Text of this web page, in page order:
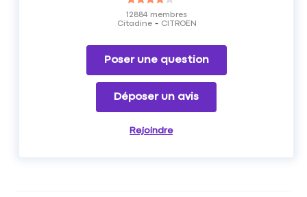
Citadine CITROEN
12884membres
Poser une question
Déposer un avis
Rejoindre